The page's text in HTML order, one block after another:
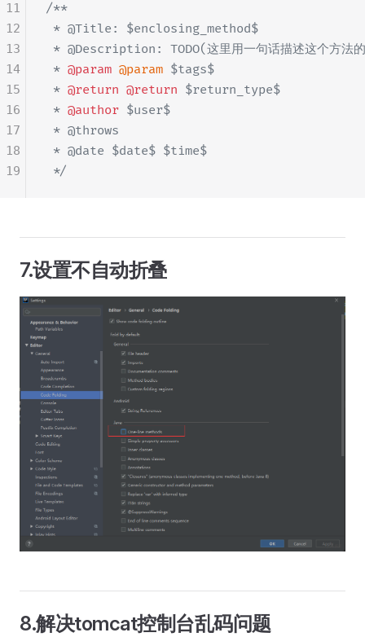
/**
* @Title: $enclosing_method$
* @Description: TODO(这里用一句话描述这个方法
* @param @param $tags$
* @return @return $return_type$
* @author $user$
* @throws
* @date $date$ $time$
*/
11
12
13
14
15
16
17
18
19
7.设置不自动折叠
8.解决tomcat控制台乱码问题